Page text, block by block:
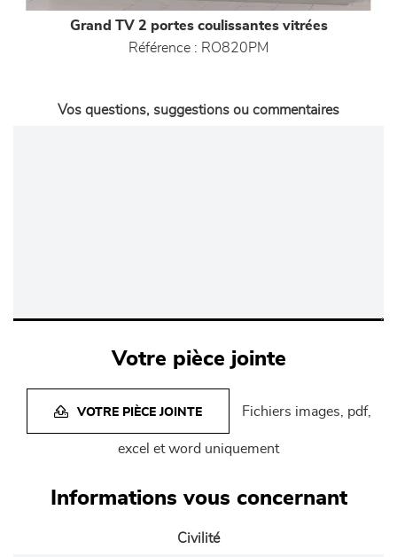
Grand TV 2 portes coulissantes vitrées
Référence : RO820PM
Vos questions, suggestions ou commentaires
Votre pièce jointe
VOTRE PIÈCE JOINTE Fichiers images, pdf,
excel et word uniquement
Informations vous concernant
Civilité